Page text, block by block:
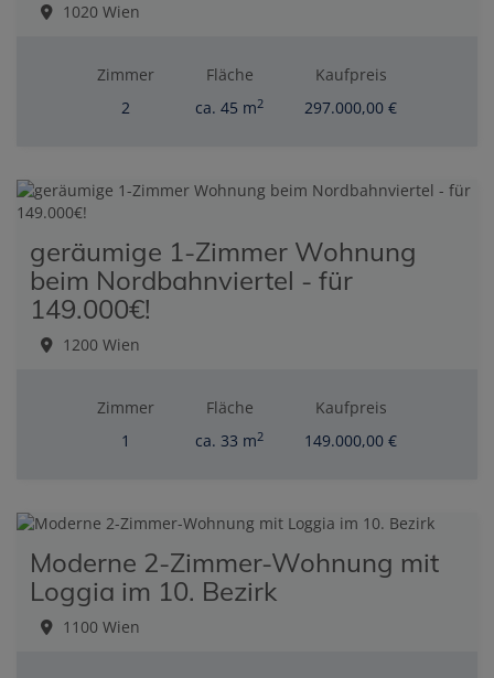
1020 Wien
Zimmer
2
Fläche
ca. 45 m2
Kaufpreis
297.000,00 €
geräumige 1-Zimmer Wohnung
beim Nordbahnviertel - für
149.000€!
1200 Wien
Zimmer
1
Fläche
ca. 33 m2
Kaufpreis
149.000,00 €
Moderne 2-Zimmer-Wohnung mit
Loggia im 10. Bezirk
1100 Wien